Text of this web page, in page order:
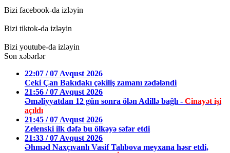
Bizi facebook-da izləyin
Bizi tiktok-da izləyin
Bizi youtube-da izləyin
Son xəbərlər
22:07 / 07 Avqust 2026
Ceki Çan Bakıdakı çəkiliş zamanı zədələndi
21:56 / 07 Avqust 2026
Əməliyyatdan 12 gün sonra ölən Adillə bağlı - Cinayət işi
açıldı
21:45 / 07 Avqust 2026
Zelenski ilk dəfə bu ölkəyə səfər etdi
21:33 / 07 Avqust 2026
Əhməd Naxçıvanlı Vasif Talıbova meyxana həsr etdi,